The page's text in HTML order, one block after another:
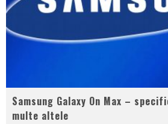
Samsung Galaxy On Max –
multe altele